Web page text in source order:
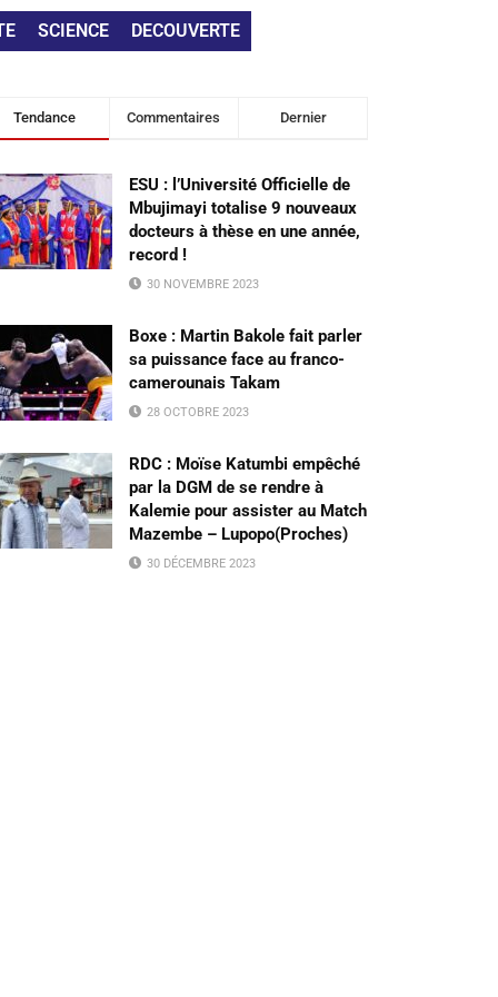
SCIENCE DECOUVERTE
Tendance Commentaires Dernier
ESU : l’Université Officielle de
Mbujimayi totalise 9 nouveaux
docteurs à thèse en une année,
record !
30 NOVEMBRE 2023
Boxe : Martin Bakole fait parler
sa puissance face au franco-
camerounais Takam
28 OCTOBRE 2023
RDC : Moïse Katumbi empêché
par la DGM de se rendre à
Kalemie pour assister au Match
Mazembe – Lupopo(Proches)
30 DÉCEMBRE 2023